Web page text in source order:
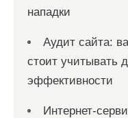
нападки
Аудит сайта:
стоит учитывать
эффективности
Интернет-